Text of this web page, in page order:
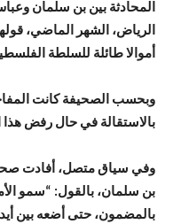
المحادثة بين بن سلمان
الرياض، الشهر الماضي،
أموالا طائلة للسلطة
وبحسب الصحيفة كانت
بالاستقالة في حال رفض
وفي سياق متصل، أفادت
بن سلمان، بالقول: “سمو
بالمضمون، حتى أضعه بين